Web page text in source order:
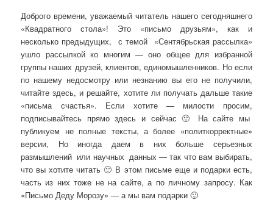
Доброго времени, уважаемый читатель нашего сегодняшнего
«Квадратного стола»! Это «письмо друзьям», как и
несколько предыдущих, с темой «Сентябрьская рассылка»
ушло рассылкой ко многим — оно общее для избранной
группы наших друзей, клиентов, единомышленников. Но если
по нашему недосмотру или незнанию вы его не получили,
читайте здесь, и решайте, хотите ли получать дальше такие
«письма счастья». Если хотите — милости просим,
подписывайтесь прямо здесь и сейчас 🙂 На сайте мы
публикуем не полные тексты, а более «политкорректные»
версии, Но иногда даем в них больше серьезных
размышлений или научных данных — так что вам выбирать,
что вы хотите читать 🙂 В этом письме еще и подарки есть,
часть из них тоже не на сайте, а по личному запросу. Как
«Письмо Деду Морозу» — а мы вам подарки 🙂